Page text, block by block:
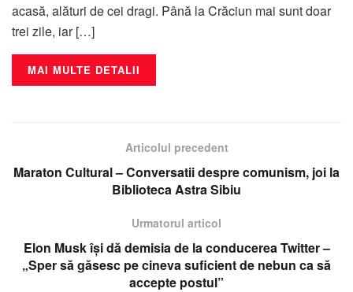
acasă, alături de cei dragi. Până la Crăciun mai sunt doar
trei zile, iar […]
MAI MULTE DETALII
Articolul precedent
Maraton Cultural – Conversatii despre comunism, joi la
Biblioteca Astra Sibiu
Urmatorul articol
Elon Musk își dă demisia de la conducerea Twitter –
„Sper să găsesc pe cineva suficient de nebun ca să
accepte postul”